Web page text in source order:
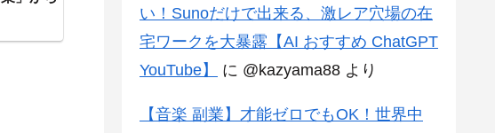
い！Sunoだけで出来る、激レア穴場の在
宅ワークを大暴露【AI おすすめ ChatGPT
YouTube】
に @kazyama88 より
【音楽 副業】才能ゼロでもOK！世界中